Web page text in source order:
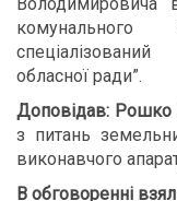
комунального
спеціалізований
обласної ради”.
Доповідав: Рошко
з питань
виконавчого
В обговоренні